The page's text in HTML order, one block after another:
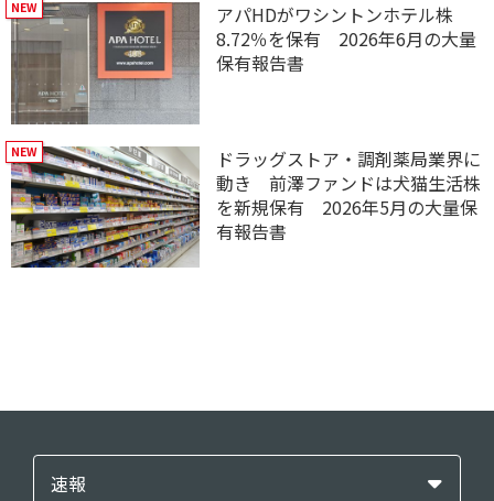
アパHDがワシントンホテル株
8.72％を保有 2026年6月の大量
保有報告書
ドラッグストア・調剤薬局業界に
動き 前澤ファンドは犬猫生活株
を新規保有 2026年5月の大量保
有報告書
速報